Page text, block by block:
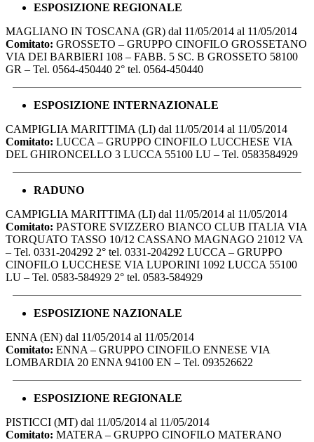
ESPOSIZIONE REGIONALE
MAGLIANO IN TOSCANA (GR) dal 11/05/2014 al 11/05/2014
Comitato: GROSSETO – GRUPPO CINOFILO GROSSETANO
VIA DEI BARBIERI 108 – FABB. 5 SC. B GROSSETO 58100
GR – Tel. 0564-450440 2° tel. 0564-450440
ESPOSIZIONE INTERNAZIONALE
CAMPIGLIA MARITTIMA (LI) dal 11/05/2014 al 11/05/2014
Comitato: LUCCA – GRUPPO CINOFILO LUCCHESE VIA
DEL GHIRONCELLO 3 LUCCA 55100 LU – Tel. 0583584929
RADUNO
CAMPIGLIA MARITTIMA (LI) dal 11/05/2014 al 11/05/2014
Comitato: PASTORE SVIZZERO BIANCO CLUB ITALIA VIA
TORQUATO TASSO 10/12 CASSANO MAGNAGO 21012 VA
– Tel. 0331-204292 2° tel. 0331-204292 LUCCA – GRUPPO
CINOFILO LUCCHESE VIA LUPORINI 1092 LUCCA 55100
LU – Tel. 0583-584929 2° tel. 0583-584929
ESPOSIZIONE NAZIONALE
ENNA (EN) dal 11/05/2014 al 11/05/2014
Comitato: ENNA – GRUPPO CINOFILO ENNESE VIA
LOMBARDIA 20 ENNA 94100 EN – Tel. 093526622
ESPOSIZIONE REGIONALE
PISTICCI (MT) dal 11/05/2014 al 11/05/2014
Comitato: MATERA – GRUPPO CINOFILO MATERANO